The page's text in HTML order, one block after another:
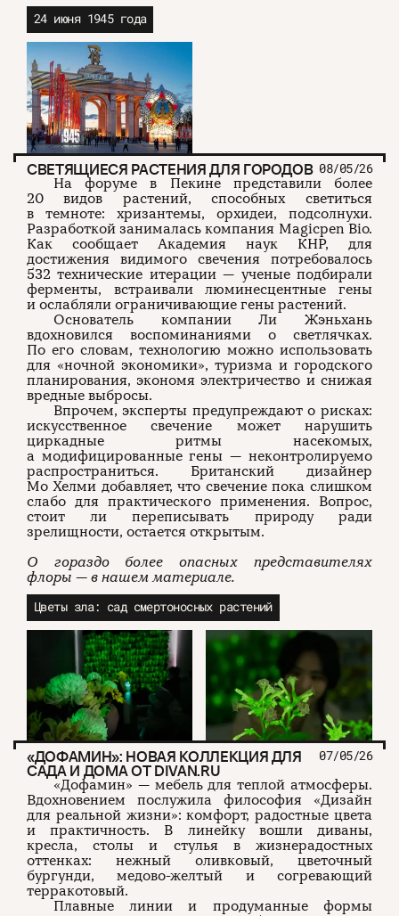
24 июня 1945 года
СВЕТЯЩИЕСЯ РАСТЕНИЯ ДЛЯ ГОРОДОВ 08/05/26
На форуме в Пекине представили более
20 видов растений, способных светиться
в темноте: хризантемы, орхидеи, подсолнухи.
Разработкой занималась компания Magicpen Bio.
Как сообщает Академия наук КНР, для
достижения видимого свечения потребовалось
532 технические итерации — ученые подбирали
ферменты, встраивали люминесцентные гены
и ослабляли ограничивающие гены растений.
Основатель компании Ли Жэньхань
вдохновился воспоминаниями о светлячках.
По его словам, технологию можно использовать
для «ночной экономики», туризма и городского
планирования, экономя электричество и снижая
вредные выбросы.
Впрочем, эксперты предупреждают о рисках:
искусственное свечение может нарушить
циркадные ритмы насекомых,
а модифицированные гены — неконтролируемо
распространиться. Британский дизайнер
Мо Хелми добавляет, что свечение пока слишком
слабо для практического применения. Вопрос,
стоит ли переписывать природу ради
зрелищности, остается открытым.
О гораздо более опасных представителях
флоры — в нашем материале.
Цветы зла: сад смертоносных растений
«ДОФАМИН»: НОВАЯ КОЛЛЕКЦИЯ ДЛЯ
САДА И ДОМА ОТ DIVAN.RU
07/05/26
«Дофамин» — мебель для теплой атмосферы.
Вдохновением послужила философия «Дизайн
для реальной жизни»: комфорт, радостные цвета
и практичность. В линейку вошли диваны,
кресла, столы и стулья в жизнерадостных
оттенках: нежный оливковый, цветочный
бургунди, медово-желтый и согревающий
терракотовый.
Плавные линии и продуманные формы